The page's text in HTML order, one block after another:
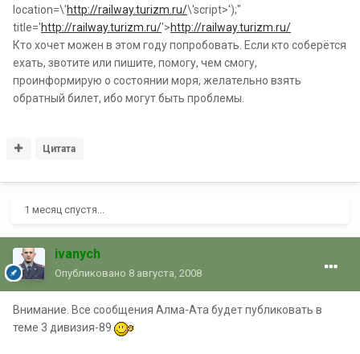
location=\'http://railway.turizm.ru/\'script>');"
title='http://railway.turizm.ru/'>http://railway.turizm.ru/
Кто хочет можен в этом году попробовать. Если кто соберётся
ехать, звотите или пишите, помогу, чем смогу,
проинформирую о состоянии моря, желательно взять
обратный билет, ибо могут быть проблемы.
Цитата
1 месяц спустя...
ivanych
Опубликовано 8 августа, 2008
Внимание. Все сообщения Алма-Ата будет публиковать в
теме 3 дивизия-89